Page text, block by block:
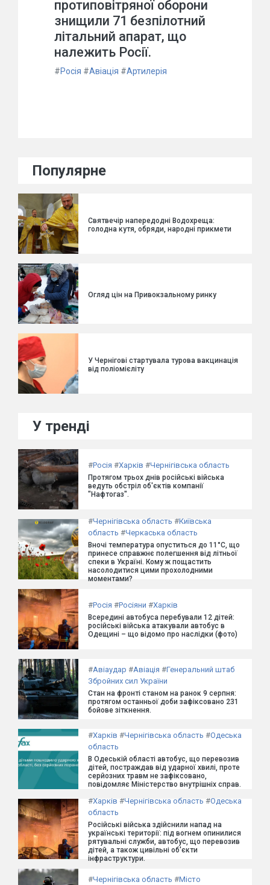
протиповітряної оборони
знищили 71 безпілотний
літальний апарат, що
належить Росії.
#Росія #Авіація #Артилерія
Популярне
Святвечір напередодні Водохреща:
голодна кутя, обряди, народні прикмети
Огляд цін на Привокзальному ринку
У Чернігові стартувала турова вакцинація
від поліомієліту
У тренді
#Росія #Харків #Чернігівська область
Протягом трьох днів російські війська
ведуть обстріл об'єктів компанії
"Нафтогаз".
#Чернігівська область #Київська
область #Черкаська область
Вночі температура опуститься до 11°C, що
принесе справжнє полегшення від літньої
спеки в Україні. Кому ж пощастить
насолодитися цими прохолодними
моментами?
#Росія #Росіяни #Харків
Всередині автобуса перебували 12 дітей:
російські війська атакували автобус в
Одещині – що відомо про наслідки (фото)
#Авіаудар #Авіація #Генеральний штаб
Збройних сил України
Стан на фронті станом на ранок 9 серпня:
протягом останньої доби зафіксовано 231
бойове зіткнення.
#Харків #Чернігівська область #Одеська
область
В Одеській області автобус, що перевозив
дітей, постраждав від ударної хвилі, проте
серйозних травм не зафіксовано,
повідомляє Міністерство внутрішніх справ.
#Харків #Чернігівська область #Одеська
область
Російські війська здійснили напад на
українські території: під вогнем опинилися
рятувальні служби, автобус, що перевозив
дітей, а також цивільні об'єкти
інфраструктури.
#Чернігівська область #Місто